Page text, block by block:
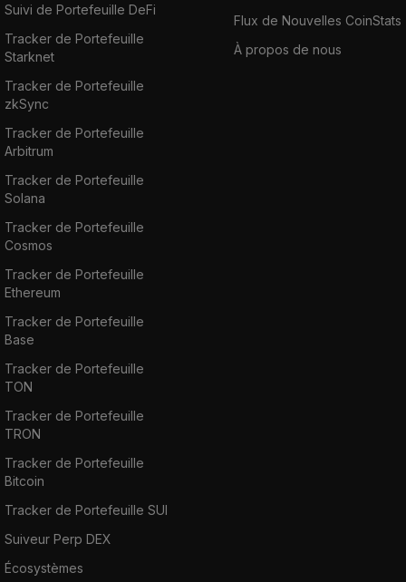
Suivi de Portefeuille DeFi
Tracker de Portefeuille
Starknet
Tracker de Portefeuille
zkSync
Tracker de Portefeuille
Arbitrum
Tracker de Portefeuille
Solana
Tracker de Portefeuille
Cosmos
Tracker de Portefeuille
Ethereum
Tracker de Portefeuille
Base
Tracker de Portefeuille
TON
Tracker de Portefeuille
TRON
Tracker de Portefeuille
Bitcoin
Tracker de Portefeuille SUI
Suiveur Perp DEX
Écosystèmes
Flux de Nouvelles CoinStats
À propos de nous